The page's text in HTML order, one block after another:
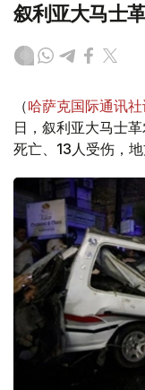
叙利亚大马士
（哈萨克国际通讯
日，叙利亚大马士
死亡、13人受伤，